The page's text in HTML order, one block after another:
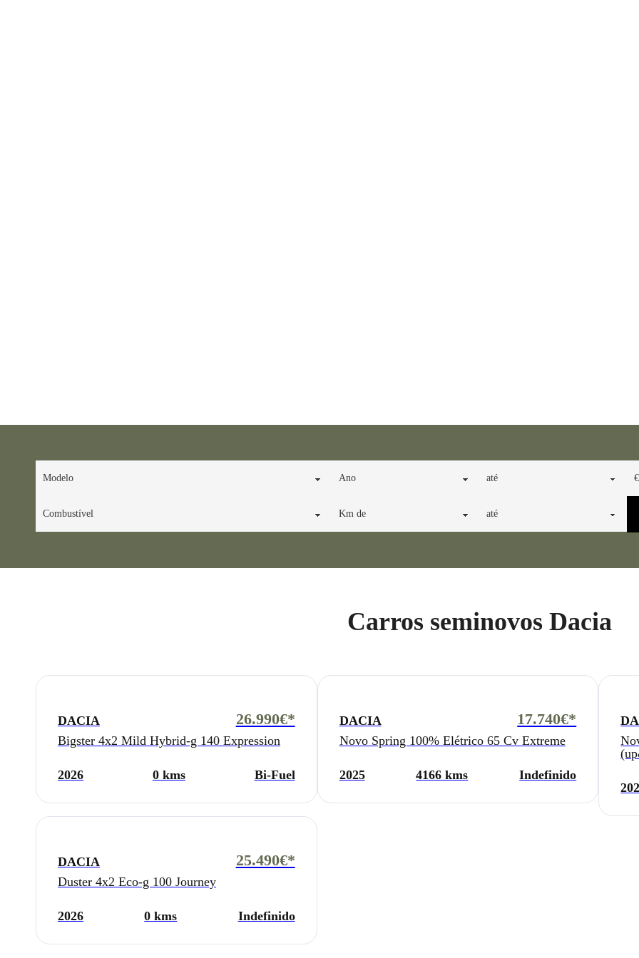
Carros seminovos Dacia
DACIA 26.990€*
Bigster 4x2 Mild Hybrid-g 140 Expression
2026 0 kms Bi-Fuel
DACIA 17.740€*
Novo Spring 100% Elétrico 65 Cv Extreme
2025 4166 kms Indefinido
DACIA 25.490€*
Duster 4x2 Eco-g 100 Journey
2026 0 kms Indefinido